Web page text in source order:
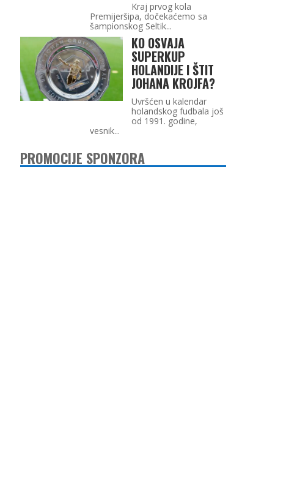
Kraj prvog kola
Premijeršipa, dočekaćemo sa
šampionskog Seltik...
KO OSVAJA
SUPERKUP
HOLANDIJE I ŠTIT
JOHANA KROJFA?
Uvršćen u kalendar
holandskog fudbala još
od 1991. godine,
vesnik...
PROMOCIJE SPONZORA